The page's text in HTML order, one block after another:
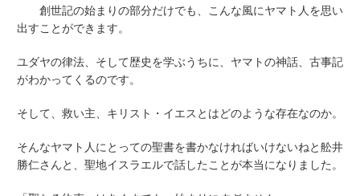
創世記の始まりの部分だけでも、こんな風にヤマト人を思い
出すことができます。
ユダヤの律法、そして歴史を学ぶうちに、ヤマトの神話、古事記
がわかってくるのです。
そして、救い主、キリスト・イエスとはどのような存在なのか。
そんなヤマト人にとっての聖書を書かなければいけないねと舩井
勝仁さんと、聖地イスラエルで話したことが本当になりました。